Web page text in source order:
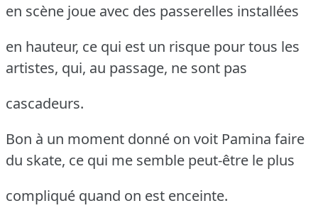
en scène joue avec des passerelles installées
en hauteur, ce qui est un risque pour tous les
artistes, qui, au passage, ne sont pas
cascadeurs.
Bon à un moment donné on voit Pamina faire
du skate, ce qui me semble peut-être le plus
compliqué quand on est enceinte.